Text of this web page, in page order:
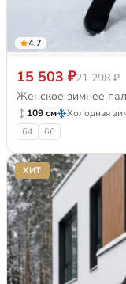
4.7
15 503 ₽21 298 ₽
Женское зимнее
109 см Холодная
64 66
ХИТ